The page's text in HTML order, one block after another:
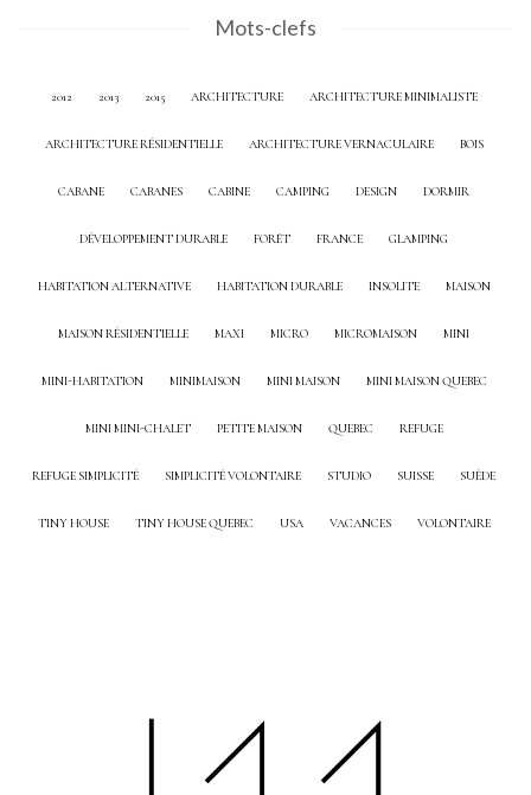
Mots-clefs
2012 2013 2015 ARCHITECTURE ARCHITECTURE MINIMALISTE
ARCHITECTURE RÉSIDENTIELLE ARCHITECTURE VERNACULAIRE BOIS
CABANE CABANES CABINE CAMPING DESIGN DORMIR
DÉVELOPPEMENT DURABLE FORÊT FRANCE GLAMPING
HABITATION ALTERNATIVE HABITATION DURABLE INSOLITE MAISON
MAISON RÉSIDENTIELLE MAXI MICRO MICROMAISON MINI
MINI-HABITATION MINIMAISON MINI MAISON MINI MAISON QUEBEC
MINI MINI-CHALET PETITE MAISON QUEBEC REFUGE
REFUGE SIMPLICITÉ SIMPLICITÉ VOLONTAIRE STUDIO SUISSE SUÈDE
TINY HOUSE TINY HOUSE QUEBEC USA VACANCES VOLONTAIRE